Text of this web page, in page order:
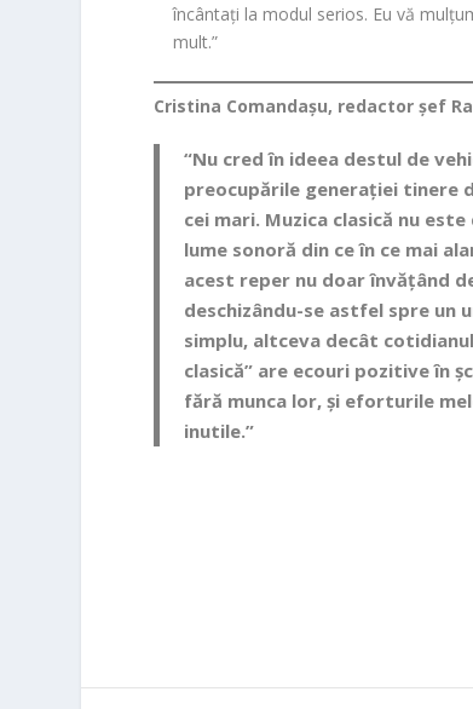
încântați la modul serios. Eu vă
mult.”
Cristina Comandașu, redactor șef
“Nu cred în ideea destul de
preocupările generației tinere
cei mari. Muzica clasică nu
lume sonoră din ce în ce mai
acest reper nu doar învățând
deschizându-se astfel spre un
simplu, altceva decât
clasică” are ecouri pozitive în
fără munca lor, și eforturile
inutile.”